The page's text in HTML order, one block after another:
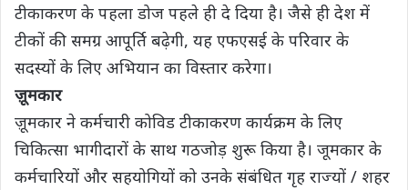
टीकाकरण के पहला डोज पहले ही दे दिया है। जैसे ही देश में
टीकों की समग्र आपूर्ति बढ़ेगी, यह एफएसई के परिवार के
सदस्यों के लिए अभियान का विस्तार करेगा।
ज़ूमकार
ज़ूमकार ने कर्मचारी कोविड टीकाकरण कार्यक्रम के लिए
चिकित्सा भागीदारों के साथ गठजोड़ शुरू किया है। जूमकार के
कर्मचारियों और सहयोगियों को उनके संबंधित गृह राज्यों / शहर